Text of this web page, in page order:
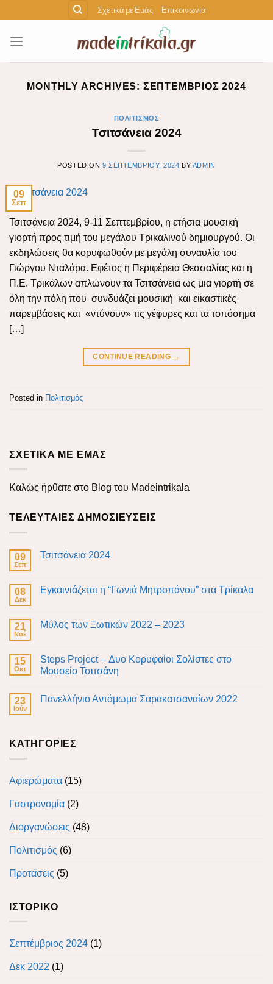
to
content
Σχετικά με Εμάς Επικοινωνία
MONTHLY ARCHIVES: ΣΕΠΤΈΜΒΡΙΟΣ 2024
ΠΟΛΙΤΙΣΜΌΣ
Τσιτσάνεια 2024
POSTED ON 9 ΣΕΠΤΕΜΒΡΊΟΥ, 2024 BY ADMIN
09
Σεπ
Τσιτσάνεια 2024, 9-11 Σεπτεμβρίου, η ετήσια μουσική
γιορτή προς τιμή του μεγάλου Τρικαλινού δημιουργού. Οι
εκδηλώσεις θα κορυφωθούν με μεγάλη συναυλία του
Γιώργου Νταλάρα. Εφέτος η Περιφέρεια Θεσσαλίας και η
Π.Ε. Τρικάλων απλώνουν τα Τσιτσάνεια ως μια γιορτή σε
όλη την πόλη που συνδυάζει μουσική και εικαστικές
παρεμβάσεις και «ντύνουν» τις γέφυρες και τα τοπόσημα
[…]
CONTINUE READING →
Posted in Πολιτισμός
ΣΧΕΤΙΚΑ ΜΕ ΕΜΑΣ
Καλώς ήρθατε στο Blog του Madeintrikala
ΤΕΛΕΥΤΑΊΕΣ ΔΗΜΟΣΙΕΎΣΕΙΣ
09
Σεπ
Τσιτσάνεια 2024
08
Δεκ
Εγκαινιάζεται η “Γωνιά Μητροπάνου” στα Τρίκαλα
21
Νοέ
Μύλος των Ξωτικών 2022 – 2023
15
Οκτ
Steps Project – Δυο Κορυφαίοι Σολίστες στο
Μουσείο Τσιτσάνη
23
Ιούν
Πανελλήνιο Αντάμωμα Σαρακατσαναίων 2022
KΑΤΗΓΟΡΊΕΣ
Αφιερώματα (15)
Γαστρονομία (2)
Διοργανώσεις (48)
Πολιτισμός (6)
Προτάσεις (5)
ΙΣΤΟΡΙΚΌ
Σεπτέμβριος 2024 (1)
Δεκ 2022 (1)